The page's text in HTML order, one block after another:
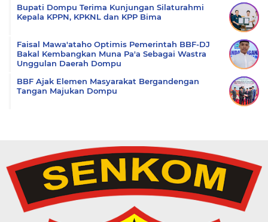
Bupati Dompu Terima Kunjungan Silaturahmi
Kepala KPPN, KPKNL dan KPP Bima
Faisal Mawa'ataho Optimis Pemerintah BBF-DJ
Bakal Kembangkan Muna Pa'a Sebagai Wastra
Unggulan Daerah Dompu
BBF Ajak Elemen Masyarakat Bergandengan
Tangan Majukan Dompu